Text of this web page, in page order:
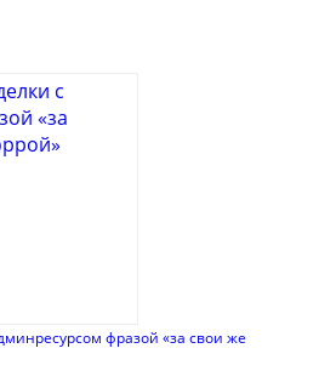
фразой «за свои же